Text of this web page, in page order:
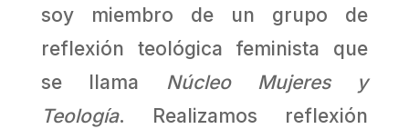
soy miembro de un grupo de
reflexión teológica feminista que
se llama Núcleo Mujeres y
Teología. Realizamos reflexión